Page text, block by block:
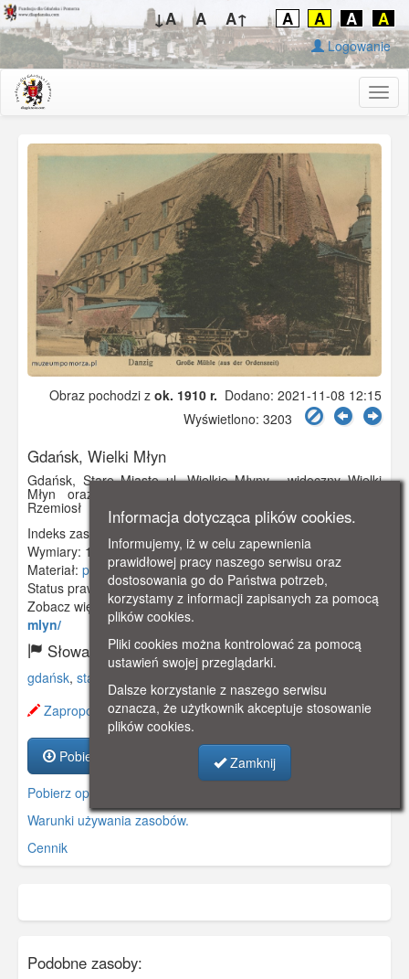
↓A A A↑ A A A A
Logowanie
Obraz pochodzi z ok. 1910 r. Dodano: 2021-11-08 12:15
Wyświetlono: 3203
Gdańsk, Wielki Młyn
Gdańsk, Stare Miasto ul. Wielkie Młyny - widoczny Wielki
Młyn oraz wieżyczkę nieistniejącej Państwowej Szkoły
Rzemiosł
Indeks zasobu:
GSP02932
Wymiary: 140 x 90 mm
Materiał: pocztówka
Status prawny:Użycie Niekomercyjne
Zobacz więcej:https://www.gdanskstrefa.com/wielki-
mlyn/
Słowa kluczowe:
gdańsk, stare miasto
Zaproponuj zmianę opisu.
Pobierz zasób
Pobierz opis
Warunki używania zasobów.
Cennik
Podobne zasoby:
Informacja dotycząca plików cookies.
Informujemy, iż w celu zapewnienia
prawidłowej pracy naszego serwisu oraz
dostosowania go do Państwa potrzeb,
korzystamy z informacji zapisanych za pomocą
plików cookies.
Pliki cookies można kontrolować za pomocą
ustawień swojej przeglądarki.
Dalsze korzystanie z naszego serwisu
oznacza, że użytkownik akceptuje stosowanie
plików cookies.
Zamknij